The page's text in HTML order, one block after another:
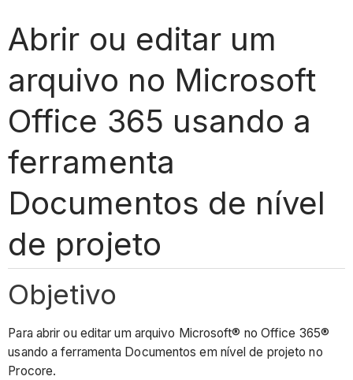
Abrir ou editar um
arquivo no Microsoft
Office 365 usando a
ferramenta
Documentos de nível
de projeto
Objetivo
Para abrir ou editar um arquivo Microsoft® no Office 365®
usando a ferramenta Documentos em nível de projeto no
Procore.